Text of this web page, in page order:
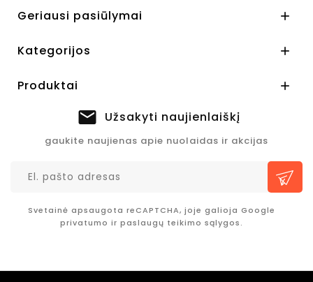
Geriausi pasiūlymai 
Kategorijos 
Produktai 
Užsakyti naujienlaiškį
gaukite naujienas apie nuolaidas ir akcijas
Svetainė apsaugota reCAPTCHA, joje galioja Google
privatumo ir paslaugų teikimo sąlygos.